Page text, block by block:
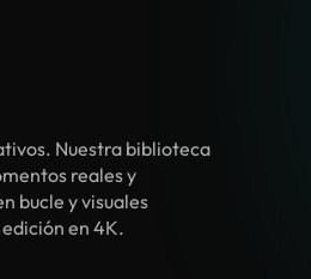
Nuestra biblioteca
reales y
bucle y visuales
en 4K.